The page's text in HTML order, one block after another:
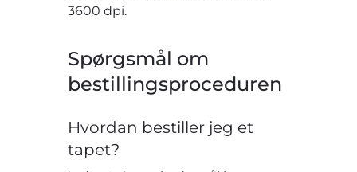
3600 dpi.
Spørgsmål om
bestillingsproceduren
Hvordan bestiller jeg et
tapet?